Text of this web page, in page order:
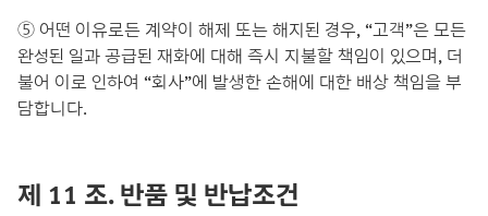
⑤ 어떤 이유로든 계약이 해제 또는 해지된 경우, “고객”은 모든
완성된 일과 공급된 재화에 대해 즉시 지불할 책임이 있으며, 더
불어 이로 인하여 “회사”에 발생한 손해에 대한 배상 책임을 부
담합니다.
제 11 조. 반품 및 반납조건